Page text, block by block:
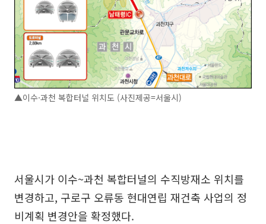
▲이수·과천 복합터널 위치도 (사진제공=서울시)
서울시가 이수~과천 복합터널의 수직방재소 위치를
변경하고, 구로구 오류동 현대연립 재건축 사업의 정
비계획 변경안을 확정했다.